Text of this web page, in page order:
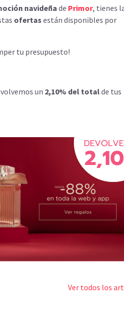
navideñade Primor, tienes
ofertas están disponibles por
tu presupuesto!
un 2,10% del totalde tus
Ver todos los